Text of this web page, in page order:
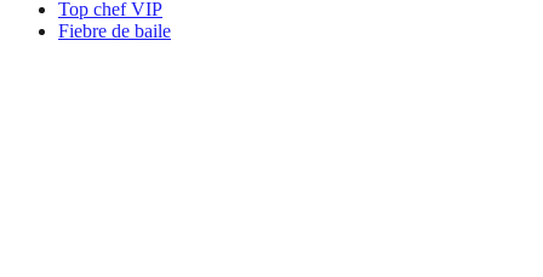
Top chef VIP
Fiebre de baile